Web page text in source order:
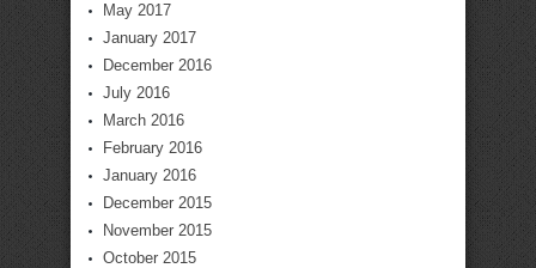
May 2017
January 2017
December 2016
July 2016
March 2016
February 2016
January 2016
December 2015
November 2015
October 2015